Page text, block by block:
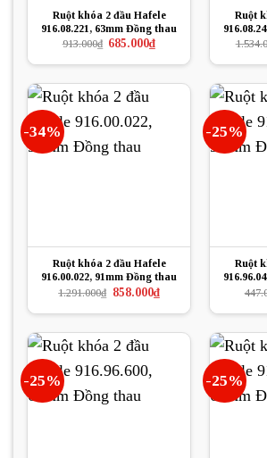
Ruột khóa 2 đầu Hafele
916.08.221, 63mm Đồng thau
913.000₫ Giá
là:
685.000₫Giá
hiện
tại
685.000₫.
Ruột
-34%
Ruột khóa 2 đầu Hafele
916.00.022, 91mm Đồng thau
1.291.000₫ Giá
là:
858.000₫Giá
hiện
tại
858.000₫.
-25%
Ruột
-25% -25%